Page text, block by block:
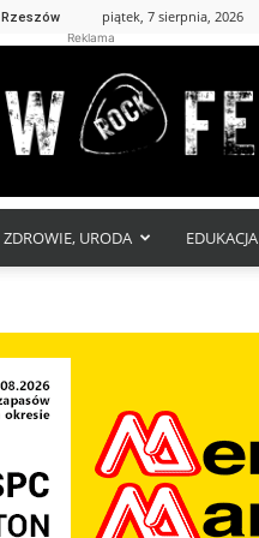
Rzeszów piątek, 7 sierpnia, 2026
Reklama
ZDROWIE, URODA EDUKACJA